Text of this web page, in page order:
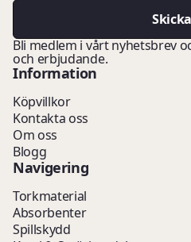
Skicka
Bli medlem i vårt nyhetsbrev
och erbjudande.
Information
Köpvillkor
Kontakta oss
Om oss
Blogg
Navigering
Torkmaterial
Absorbenter
Spillskydd